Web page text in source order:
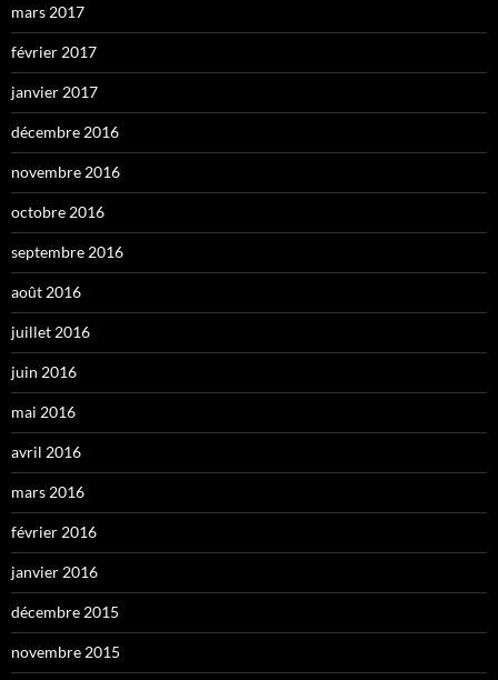
mars 2017
février 2017
janvier 2017
décembre 2016
novembre 2016
octobre 2016
septembre 2016
août 2016
juillet 2016
juin 2016
mai 2016
avril 2016
mars 2016
février 2016
janvier 2016
décembre 2015
novembre 2015